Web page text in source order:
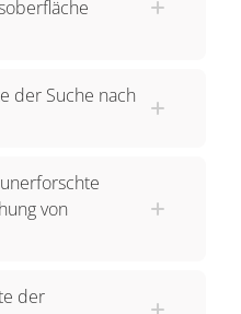
der Suche nach
von
der